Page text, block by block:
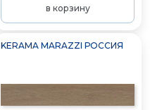
в корзину
KERAMA MARAZZI РОССИЯ